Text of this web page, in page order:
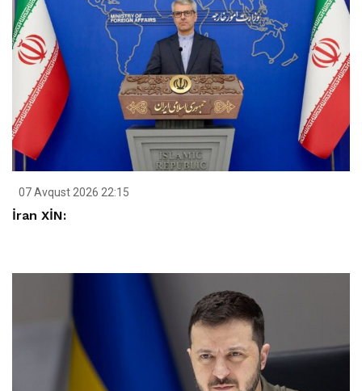
07 Avqust 2026 22:15
İran XİN: